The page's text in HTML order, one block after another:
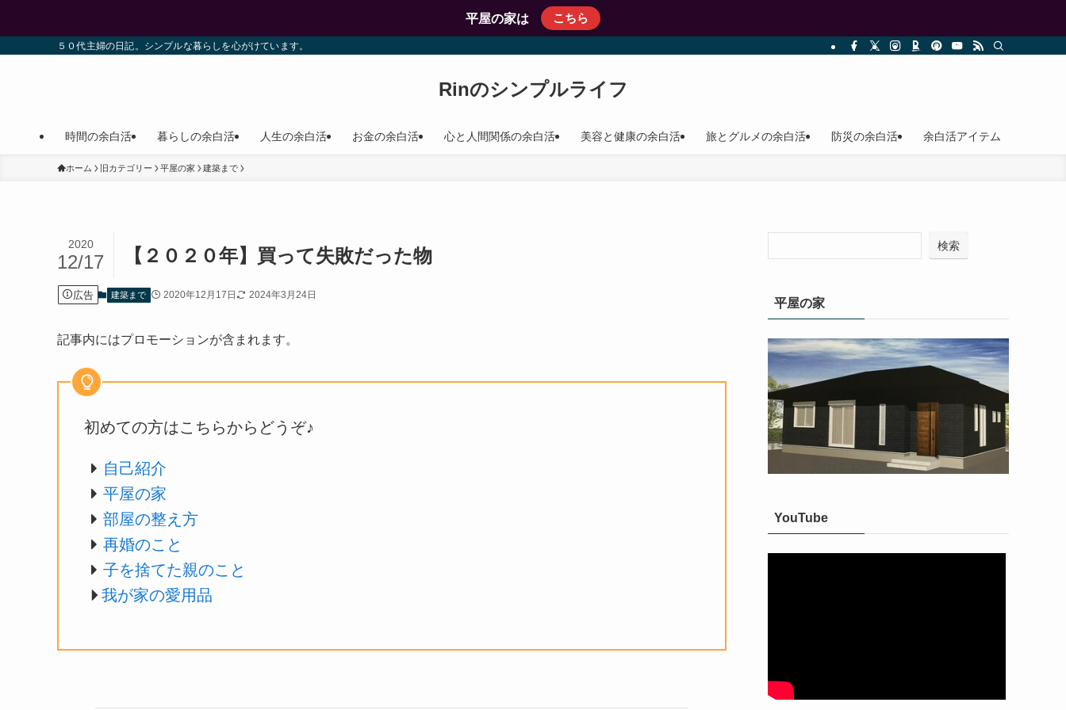
平屋の家は こちら
５０代主婦の日記。シンプルな暮らしを心がけています。
Rinのシンプルライフ
時間の余白活 暮らしの余白活 人生の余白活 お金の余白活 心と人間関係の余白活 美容と健康の余白活 旅とグルメの余白活 防災の余白活 余白活アイテム
ホーム 旧カテゴリー 平屋の家 建築まで
【２０２０年】買って失敗だった物
2020
12/17
広告 建築まで 2020年12月17日 2024年3月24日
記事内にはプロモーションが含まれます。
初めての方はこちらからどうぞ♪
自己紹介
平屋の家
部屋の整え方
再婚のこと
子を捨てた親のこと
我が家の愛用品
検索
平屋の家
YouTube